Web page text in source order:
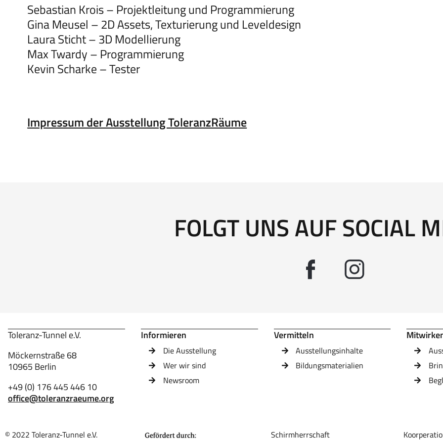
Sebastian Krois – Projektleitung und Programmierung
Gina Meusel – 2D Assets, Texturierung und Leveldesign
Laura Sticht – 3D Modellierung
Max Twardy – Programmierung
Kevin Scharke – Tester
Impressum der Ausstellung ToleranzRäume
FOLGT UNS AUF SOCIAL
Toleranz-Tunnel e.V.
Möckernstraße 68
10965 Berlin
+49 (0) 176 445 446 10
office@toleranzraeume.org
Informieren
Die Ausstellung
Wer wir sind
Newsroom
Vermitteln
Ausstellungsinhalte
Bildungsmaterialien
© 2022 Toleranz-Tunnel e.V.
Schirmherrschaft